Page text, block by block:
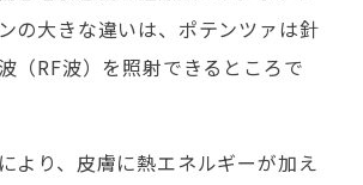
の大きな違いは、ポテンツァは針
（RF波）を照射できるところで
より、皮膚に熱エネルギーが加え